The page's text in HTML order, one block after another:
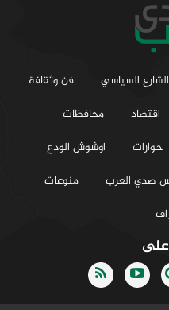
الشارع السياسي
فن وثقافة
اقتصاد
محافظات
حوارات
اوشوش الودع
صدي العرب
منوعات
على